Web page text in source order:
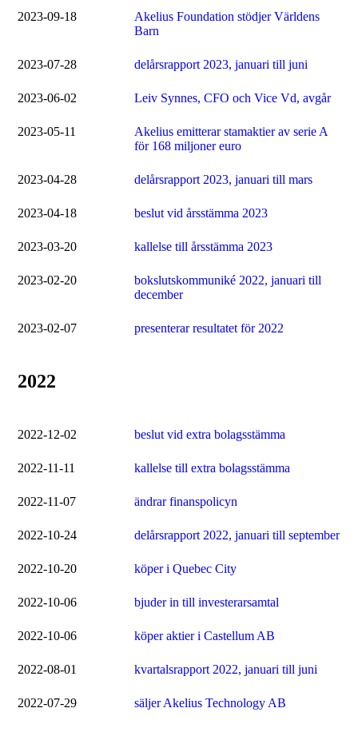
2023-09-18
Akelius Foundation stödjer Världens
Barn
2023-07-28 delårsrapport 2023, januari till juni
2023-06-02 Leiv Synnes, CFO och Vice Vd, avgår
2023-05-11
Akelius emitterar stamaktier av serie A
för 168 miljoner euro
2023-04-28 delårsrapport 2023, januari till mars
2023-04-18 beslut vid årsstämma 2023
2023-03-20 kallelse till årsstämma 2023
2023-02-20
bokslutskommuniké 2022, januari till
december
2023-02-07 presenterar resultatet för 2022
2022
2022-12-02 beslut vid extra bolagsstämma
2022-11-11 kallelse till extra bolagsstämma
2022-11-07 ändrar finanspolicyn
2022-10-24 delårsrapport 2022, januari till september
2022-10-20 köper i Quebec City
2022-10-06 bjuder in till investerarsamtal
2022-10-06 köper aktier i Castellum AB
2022-08-01 kvartalsrapport 2022, januari till juni
2022-07-29 säljer Akelius Technology AB